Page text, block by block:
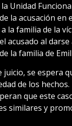
Unidad
la acusación
la familia de la
acusado al
la familia de
se espera
de los
que este
similares y